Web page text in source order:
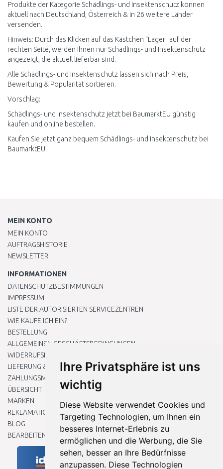
Ihre Privatsphäre ist uns
wichtig
Diese Website verwendet Cookies und
Targeting Technologien, um Ihnen ein
besseres Internet-Erlebnis zu
ermöglichen und die Werbung, die Sie
sehen, besser an Ihre Bedürfnisse
anzupassen. Diese Technologien
Produkte der Kategorie Schädlings- und Insektenschutz können
aktuell nach Deutschland, Österreich & in 26 weitere Länder
versenden.
Hinweis: Durch das Klicken auf das Kästchen "Lager" auf der
rechten Seite, werden Ihnen nur Schädlings- und Insektenschutz
angezeigt, die aktuell lieferbar sind.
Alle Schädlings- und Insektenschutz lassen sich nach Preis,
Bewertung & Popularität sortieren.
Vorschlag:
Schädlings- und Insektenschutz jetzt bei BaumarktEU günstig
kaufen und online bestellen.
Kaufen Sie jetzt ganz bequem Schädlings- und Insektenschutz bei
BaumarktEU.
MEIN KONTO
MEIN KONTO
AUFTRAGSHISTORIE
NEWSLETTER
INFORMATIONEN
DATENSCHUTZBESTIMMUNGEN
IMPRESSUM
LISTE DER AUTORISIERTEN SERVICEZENTREN
WIE KAUFE ICH EIN?
BESTELLUNG
ALLGEMEINEN GESCHÄFTSBEDINGUNGEN
WIDERRUFSRECHT
LIEFERUNG & ZAHLUNG
ZAHLUNGSMETHODEN
ÜBERSICHT
MARKEN
REKLAMATIONEN UND RETOUREN
BLOG
BEARBEITEN SIE MEINE COOKIE-EINSTELLUNGEN